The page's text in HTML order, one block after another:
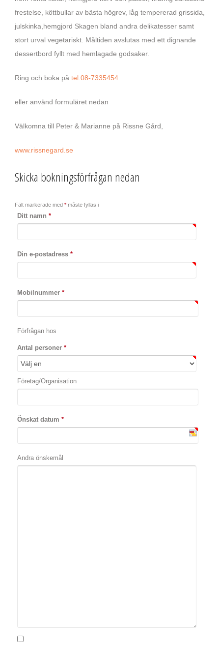
frestelse, köttbullar av bästa högrev, låg tempererad grissida,
julskinka,hemgjord Skagen bland andra delikatesser samt
stort urval vegetariskt. Måltiden avslutas med ett dignande
dessertbord fyllt med hemlagade godsaker.
Ring och boka på tel:08-7335454
eller använd formuläret nedan
Välkomna till Peter & Marianne på Rissne Gård,
www.rissnegard.se
Skicka bokningsförfrågan nedan
Fält markerade med * måste fyllas i
Ditt namn *
Din e-postadress *
Mobilnummer *
Förfrågan hos
Antal personer *
Företag/Organisation
Önskat datum *
Andra önskemål